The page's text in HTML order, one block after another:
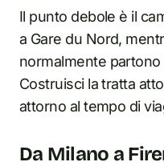
Il punto debole è il
a Gare du Nord,
normalmente partono
Costruisci la tratta
attorno al tempo di
Da Milano a